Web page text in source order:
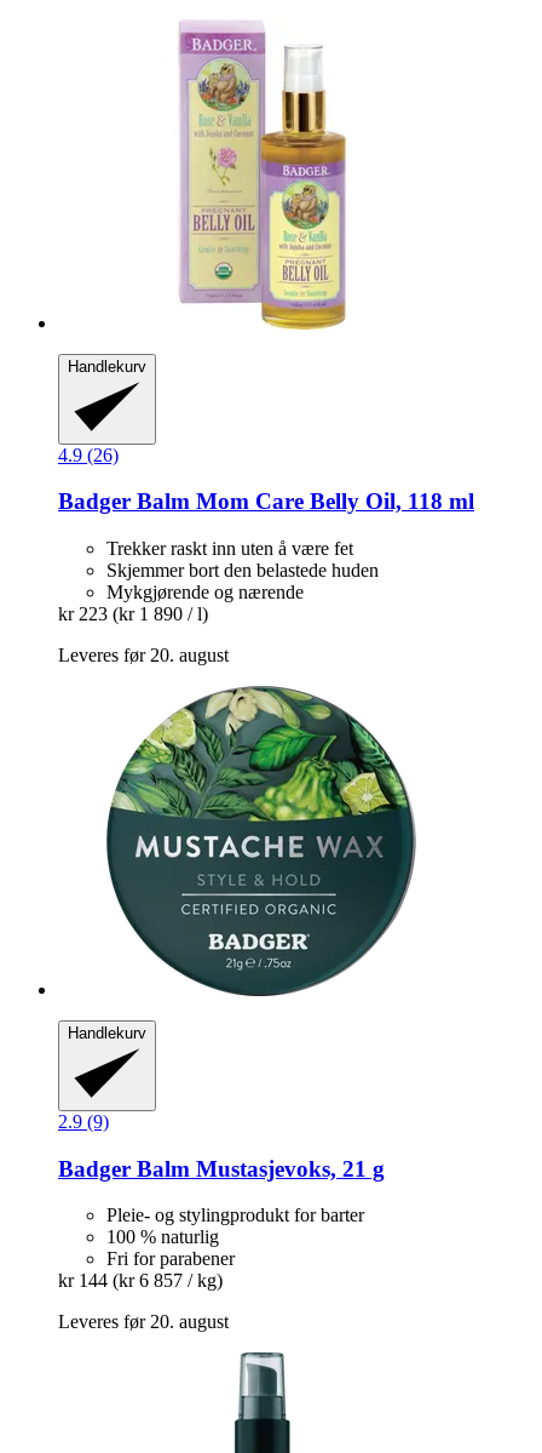
Handlekurv
4.9 (26)
Badger Balm Mom Care Belly Oil, 118 ml
Trekker raskt inn uten å være fet
Skjemmer bort den belastede huden
Mykgjørende og nærende
kr 223 (kr 1 890 / l)
Leveres før 20. august
Handlekurv
2.9 (9)
Badger Balm Mustasjevoks, 21 g
Pleie- og stylingprodukt for barter
100 % naturlig
Fri for parabener
kr 144 (kr 6 857 / kg)
Leveres før 20. august